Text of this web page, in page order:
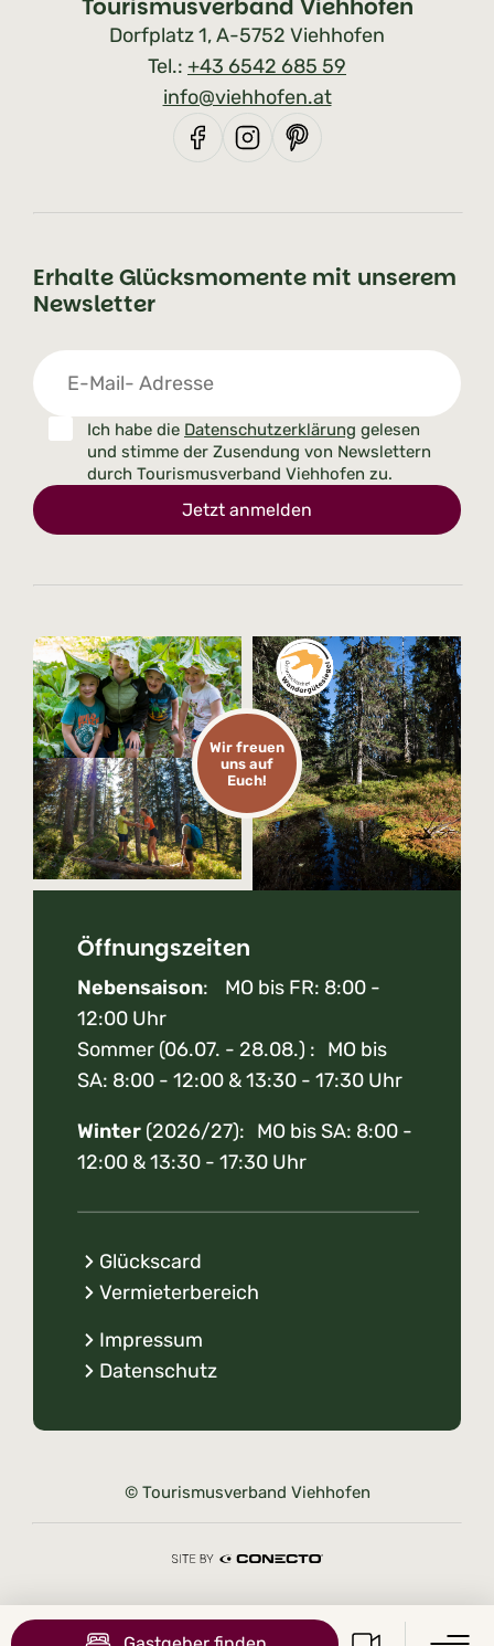
Tourismusverband Viehhofen
Dorfplatz 1, A-5752 Viehhofen
Tel.: +43 6542 685 59
info@viehhofen.at
Erhalte Glücksmomente mit unserem
Newsletter
Ich habe die Datenschutzerklärung gelesen
und stimme der Zusendung von Newslettern
durch Tourismusverband Viehhofen zu.
Jetzt anmelden
Wir freuen
uns auf
Euch!
Öffnungszeiten
Nebensaison: MO bis FR: 8:00 -
12:00 Uhr
Sommer (06.07. - 28.08.) : MO bis
SA: 8:00 - 12:00 & 13:30 - 17:30 Uhr
Winter (2026/27): MO bis SA: 8:00 -
12:00 & 13:30 - 17:30 Uhr
Glückscard
Vermieterbereich
Impressum
Datenschutz
© Tourismusverband Viehhofen